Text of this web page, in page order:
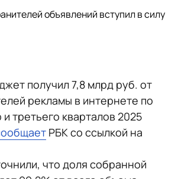
объявлений вступил в силу
получил 7,8 млрд руб. от
рекламы в интернете по
и третьего кварталов 2025
РБК со ссылкой на
что доля собранной